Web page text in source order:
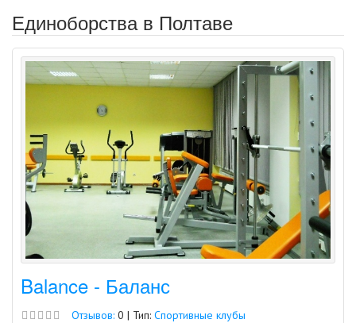
Единоборства в Полтаве
Balance - Баланс
Отзывов: 0 | Тип: Спортивные клубы